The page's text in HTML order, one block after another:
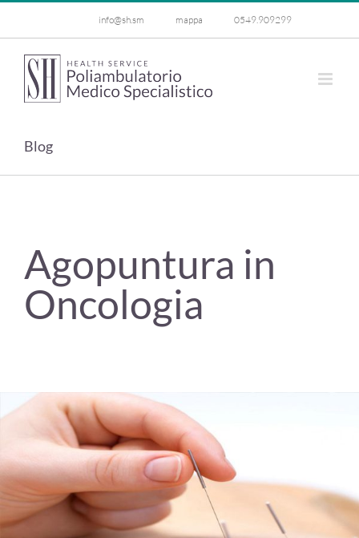
info@sh.sm mappa 0549.909299
Blog
Agopuntura in
Oncologia
Ingrandisci
immagine